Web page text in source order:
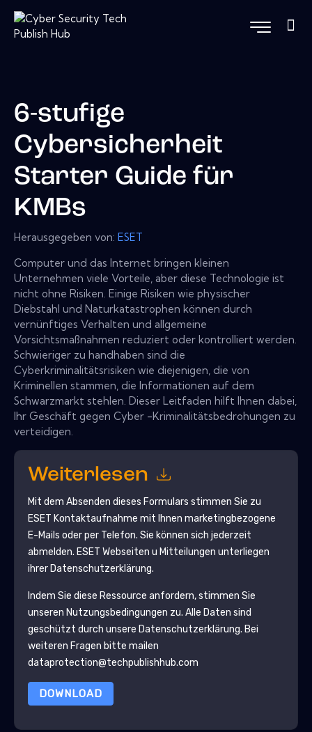
6-stufige
Cybersicherheit
Starter Guide für
KMBs
Herausgegeben von: ESET
Computer und das Internet bringen kleinen
Unternehmen viele Vorteile, aber diese Technologie ist
nicht ohne Risiken. Einige Risiken wie physischer
Diebstahl und Naturkatastrophen können durch
vernünftiges Verhalten und allgemeine
Vorsichtsmaßnahmen reduziert oder kontrolliert werden.
Schwieriger zu handhaben sind die
Cyberkriminalitätsrisiken wie diejenigen, die von
Kriminellen stammen, die Informationen auf dem
Schwarzmarkt stehlen. Dieser Leitfaden hilft Ihnen dabei,
Ihr Geschäft gegen Cyber ​​-Kriminalitätsbedrohungen zu
verteidigen.
Weiterlesen
Mit dem Absenden dieses Formulars stimmen Sie zu
ESET Kontaktaufnahme mit Ihnen marketingbezogene
E-Mails oder per Telefon. Sie können sich jederzeit
abmelden. ESET Webseiten u Mitteilungen unterliegen
ihrer Datenschutzerklärung.
Indem Sie diese Ressource anfordern, stimmen Sie
unseren Nutzungsbedingungen zu. Alle Daten sind
geschützt durch unsere Datenschutzerklärung. Bei
weiteren Fragen bitte mailen
dataprotection@techpublishhub.com
DOWNLOAD